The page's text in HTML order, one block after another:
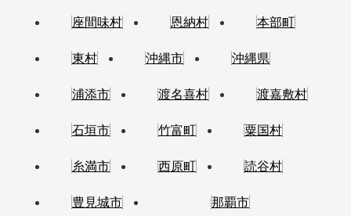
座間味村 恩納村 本部町
東村 沖縄市 沖縄県
浦添市 渡名喜村 渡嘉敷村
石垣市 竹富町 粟国村
糸満市 西原町 読谷村
豊見城市 那覇市